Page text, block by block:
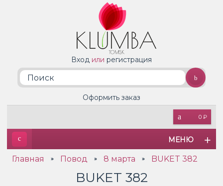
Вход или регистрация
0 ₽
Оформить заказ
МЕНЮ
Главная » Повод » 8 марта » BUKET 382
BUKET 382